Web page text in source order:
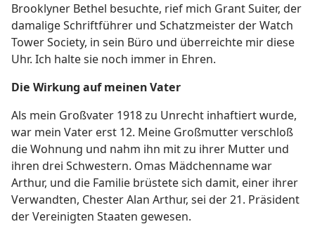
Brooklyner Bethel besuchte, rief mich Grant Suiter, der
damalige Schriftführer und Schatzmeister der Watch
Tower Society, in sein Büro und überreichte mir diese
Uhr. Ich halte sie noch immer in Ehren.
Die Wirkung auf meinen Vater
Als mein Großvater 1918 zu Unrecht inhaftiert wurde,
war mein Vater erst 12. Meine Großmutter verschloß
die Wohnung und nahm ihn mit zu ihrer Mutter und
ihren drei Schwestern. Omas Mädchenname war
Arthur, und die Familie brüstete sich damit, einer ihrer
Verwandten, Chester Alan Arthur, sei der 21. Präsident
der Vereinigten Staaten gewesen.